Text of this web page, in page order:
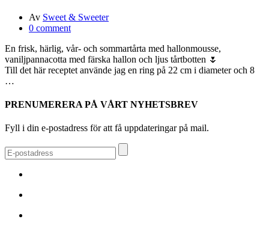
Av Sweet & Sweeter
0 comment
En frisk, härlig, vår- och sommartårta med hallonmousse,
vaniljpannacotta med färska hallon och ljus tårtbotten 🌷
Till det här receptet använde jag en ring på 22 cm i diameter och 8
…
PRENUMERERA PÅ VÅRT NYHETSBREV
Fyll i din e-postadress för att få uppdateringar på mail.